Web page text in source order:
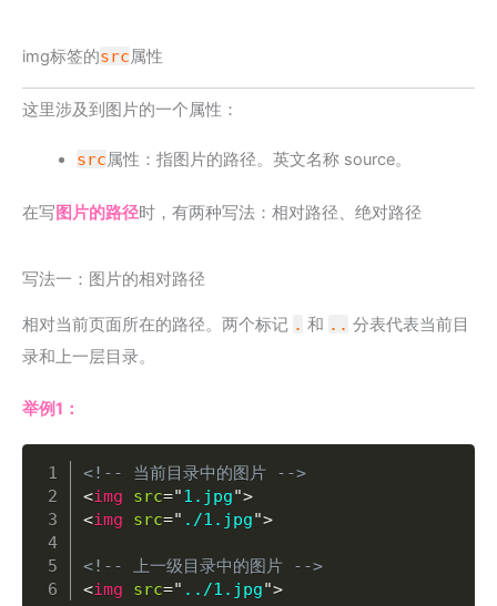
img标签的src属性
这里涉及到图片的一个属性：
src属性：指图片的路径。英文名称 source。
在写图片的路径时，有两种写法：相对路径、绝对路径
写法一：图片的相对路径
相对当前页面所在的路径。两个标记 . 和 .. 分表代表当前目
录和上一层目录。
举例1：
<!-- 当前目录中的图片 -->
<img src="1.jpg">
<img src=" ./1.jpg">
<!-- 上一级目录中的图片 -->
<img src=" ../1.jpg">